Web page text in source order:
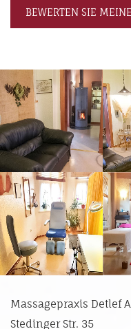
BEWERTEN SIE
Massagepraxis Detlef
Stedinger Str. 35